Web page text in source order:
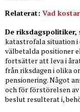
Relaterat: Vad
De riksdagspolitiker,
katastrofala situation i
välbetalda positioner
fortsätter att leva i
från riksdagen i olika
pensionering. Något
och för förstörelsen
beslut resulterat i,